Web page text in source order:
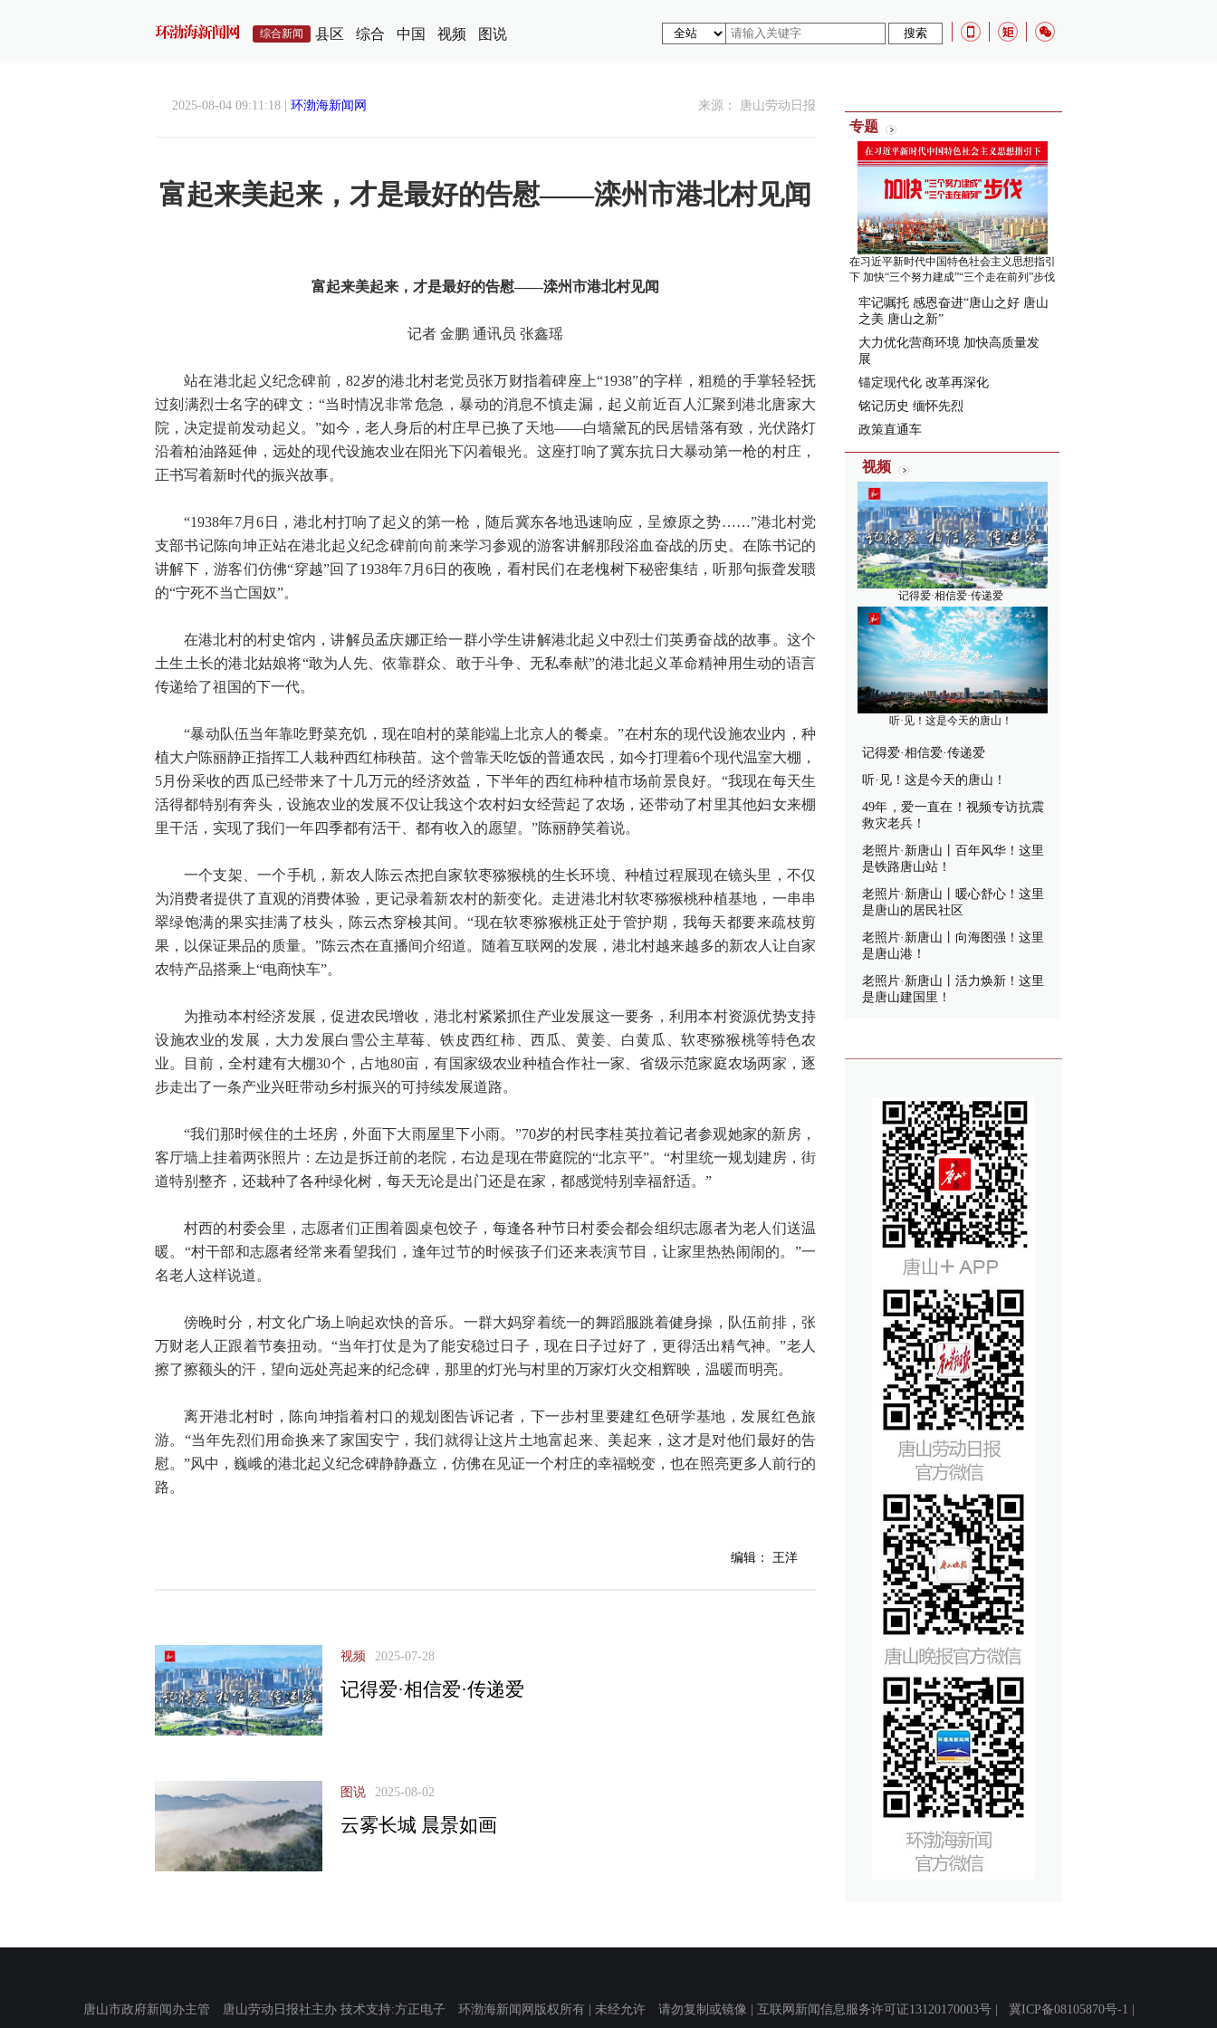
综合新闻 县区 综合 中国 视频 图说
2025-08-04 09:11:18 | 环渤海新闻网 来源： 唐山劳动日报
富起来美起来，才是最好的告慰——滦州市港北村见闻
富起来美起来，才是最好的告慰——滦州市港北村见闻
记者 金鹏 通讯员 张鑫瑶
站在港北起义纪念碑前，82岁的港北村老党员张万财指着碑座上“1938”的字样，粗糙的手掌轻轻抚
过刻满烈士名字的碑文：“当时情况非常危急，暴动的消息不慎走漏，起义前近百人汇聚到港北唐家大
院，决定提前发动起义。”如今，老人身后的村庄早已换了天地——白墙黛瓦的民居错落有致，光伏路灯
沿着柏油路延伸，远处的现代设施农业在阳光下闪着银光。这座打响了冀东抗日大暴动第一枪的村庄，
正书写着新时代的振兴故事。
“1938年7月6日，港北村打响了起义的第一枪，随后冀东各地迅速响应，呈燎原之势……”港北村党
支部书记陈向坤正站在港北起义纪念碑前向前来学习参观的游客讲解那段浴血奋战的历史。在陈书记的
讲解下，游客们仿佛“穿越”回了1938年7月6日的夜晚，看村民们在老槐树下秘密集结，听那句振聋发聩
的“宁死不当亡国奴”。
在港北村的村史馆内，讲解员孟庆娜正给一群小学生讲解港北起义中烈士们英勇奋战的故事。这个
土生土长的港北姑娘将“敢为人先、依靠群众、敢于斗争、无私奉献”的港北起义革命精神用生动的语言
传递给了祖国的下一代。
“暴动队伍当年靠吃野菜充饥，现在咱村的菜能端上北京人的餐桌。”在村东的现代设施农业内，种
植大户陈丽静正指挥工人栽种西红柿秧苗。这个曾靠天吃饭的普通农民，如今打理着6个现代温室大棚，
5月份采收的西瓜已经带来了十几万元的经济效益，下半年的西红柿种植市场前景良好。“我现在每天生
活得都特别有奔头，设施农业的发展不仅让我这个农村妇女经营起了农场，还带动了村里其他妇女来棚
里干活，实现了我们一年四季都有活干、都有收入的愿望。”陈丽静笑着说。
一个支架、一个手机，新农人陈云杰把自家软枣猕猴桃的生长环境、种植过程展现在镜头里，不仅
为消费者提供了直观的消费体验，更记录着新农村的新变化。走进港北村软枣猕猴桃种植基地，一串串
翠绿饱满的果实挂满了枝头，陈云杰穿梭其间。“现在软枣猕猴桃正处于管护期，我每天都要来疏枝剪
果，以保证果品的质量。”陈云杰在直播间介绍道。随着互联网的发展，港北村越来越多的新农人让自家
农特产品搭乘上“电商快车”。
为推动本村经济发展，促进农民增收，港北村紧紧抓住产业发展这一要务，利用本村资源优势支持
设施农业的发展，大力发展白雪公主草莓、铁皮西红柿、西瓜、黄姜、白黄瓜、软枣猕猴桃等特色农
业。目前，全村建有大棚30个，占地80亩，有国家级农业种植合作社一家、省级示范家庭农场两家，逐
步走出了一条产业兴旺带动乡村振兴的可持续发展道路。
“我们那时候住的土坯房，外面下大雨屋里下小雨。”70岁的村民李桂英拉着记者参观她家的新房，
客厅墙上挂着两张照片：左边是拆迁前的老院，右边是现在带庭院的“北京平”。“村里统一规划建房，街
道特别整齐，还栽种了各种绿化树，每天无论是出门还是在家，都感觉特别幸福舒适。”
村西的村委会里，志愿者们正围着圆桌包饺子，每逢各种节日村委会都会组织志愿者为老人们送温
暖。“村干部和志愿者经常来看望我们，逢年过节的时候孩子们还来表演节目，让家里热热闹闹的。”一
名老人这样说道。
傍晚时分，村文化广场上响起欢快的音乐。一群大妈穿着统一的舞蹈服跳着健身操，队伍前排，张
万财老人正跟着节奏扭动。“当年打仗是为了能安稳过日子，现在日子过好了，更得活出精气神。”老人
擦了擦额头的汗，望向远处亮起来的纪念碑，那里的灯光与村里的万家灯火交相辉映，温暖而明亮。
离开港北村时，陈向坤指着村口的规划图告诉记者，下一步村里要建红色研学基地，发展红色旅
游。“当年先烈们用命换来了家国安宁，我们就得让这片土地富起来、美起来，这才是对他们最好的告
慰。”风中，巍峨的港北起义纪念碑静静矗立，仿佛在见证一个村庄的幸福蜕变，也在照亮更多人前行的
路。
编辑： 王洋
视频 2025-07-28
记得爱·相信爱·传递爱
图说 2025-08-02
云雾长城 晨景如画
专题
在习近平新时代中国特色社会主义思想指引
下 加快“三个努力建成”“三个走在前列”步伐
牢记嘱托 感恩奋进“唐山之好 唐山
之美 唐山之新”
大力优化营商环境 加快高质量发
展
锚定现代化 改革再深化
铭记历史 缅怀先烈
政策直通车
视频
记得爱·相信爱·传递爱
听·见！这是今天的唐山！
记得爱·相信爱·传递爱
听·见！这是今天的唐山！
49年，爱一直在！视频专访抗震
救灾老兵！
老照片·新唐山丨百年风华！这里
是铁路唐山站！
老照片·新唐山丨暖心舒心！这里
是唐山的居民社区
老照片·新唐山丨向海图强！这里
是唐山港！
老照片·新唐山丨活力焕新！这里
是唐山建国里！
唐山市政府新闻办主管 唐山劳动日报社主办 技术支持:方正电子 环渤海新闻网版权所有 | 未经允许 请勿复制或镜像 | 互联网新闻信息服务许可证13120170003号 | 冀ICP备08105870号-1